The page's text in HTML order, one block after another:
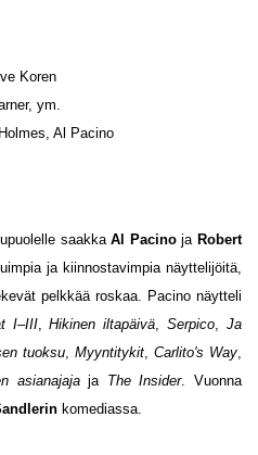
Koren
ym.
Al Pacino
saakkaAl Pacinoja Robert
ja kiinnostavimpia näyttelijöitä,
pelkkää roskaa. Pacino näytteli
I–III,Hikinen iltapäivä,Serpico, Ja
tuoksu, Myyntitykit, Carlito's Way,
asianajajaja The Insider. Vuonna
komediassa.